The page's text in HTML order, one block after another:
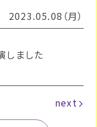
2023.05.08（月）
しました
next